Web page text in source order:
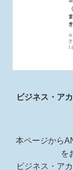
ビジネス・ア
本ページから
を
ビジネス・ア